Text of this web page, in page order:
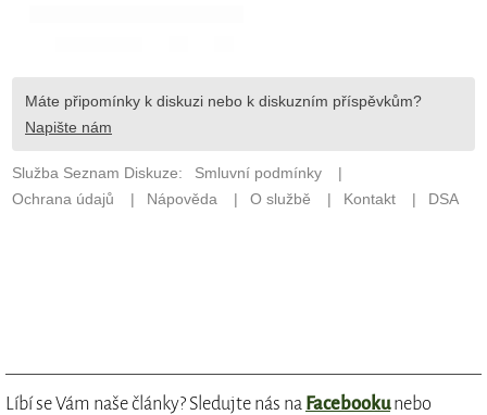
Líbí se Vám naše články? Sledujte nás na Facebookunebo